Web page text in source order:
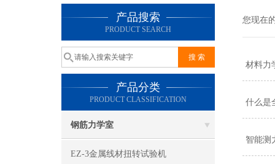
产品搜索
PRODUCT SEARCH
产品分类
PRODUCT CLASSIFICATION
钢筋力学室
EZ-3金属线材扭转试验机
您现在
材料力
什么是
智能测